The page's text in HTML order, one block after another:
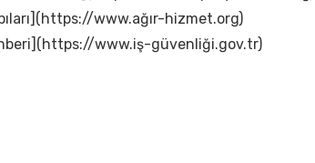
www.ağır-hizmet.org)
www.iş-güvenliği.gov.tr)